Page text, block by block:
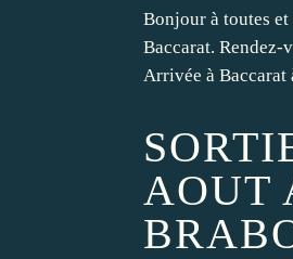
Bonjour à toutes
Baccarat. Rendez-
Arrivée à Baccarat
AOUT